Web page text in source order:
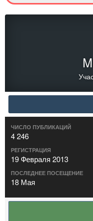
ЧИСЛО ПУБЛИКАЦИЙ
4 246
РЕГИСТРАЦИЯ
19 Февраля 2013
ПОСЛЕДНЕЕ ПОСЕЩЕНИЕ
18 Мая